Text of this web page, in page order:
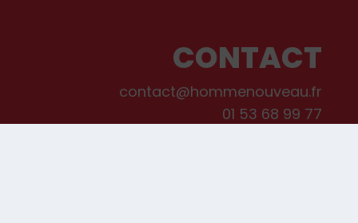
CONTACT
contact@hommenouveau.fr
01 53 68 99 77